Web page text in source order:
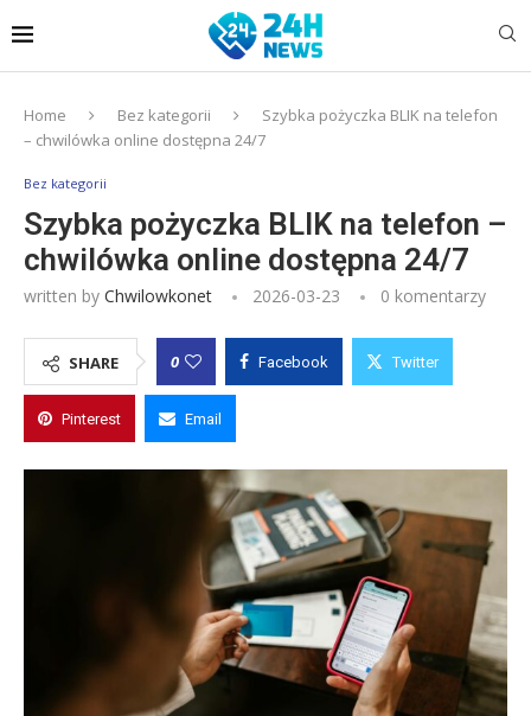
Home Bez kategorii
Szybka pożyczka BLIK na telefon
– chwilówka online dostępna 24/7
Bez kategorii
Szybka pożyczka BLIK na telefon –
chwilówka online dostępna 24/7
written by Chwilowkonet 2026-03-23 0 komentarzy
SHARE 0 Facebook Twitter
Pinterest Email